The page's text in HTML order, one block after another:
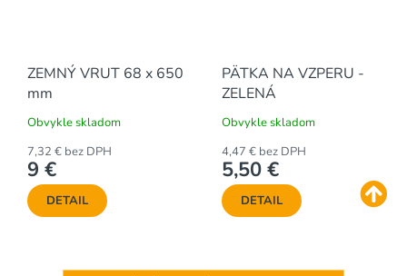
ZEMNÝ VRUT 68 x 650
mm
Obvykle skladom
7,32 € bez DPH
9 €
DETAIL
PÄTKA NA VZPERU -
ZELENÁ
Obvykle skladom
4,47 € bez DPH
5,50 €
DETAIL